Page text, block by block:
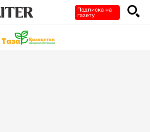
Подписка на
газету